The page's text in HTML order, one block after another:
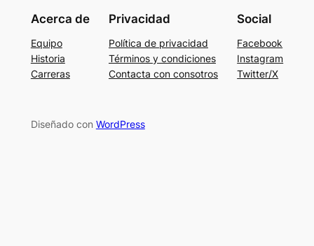
Acerca de
Equipo
Historia
Carreras
Privacidad
Política de privacidad
Términos y condiciones
Contacta con consotros
Social
Facebook
Instagram
Twitter/X
Diseñado con WordPress